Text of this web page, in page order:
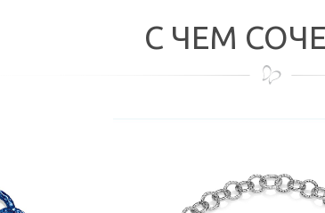
С ЧЕМ